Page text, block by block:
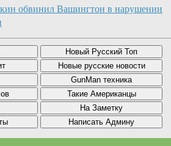
обвинил Вашингтон в нарушении